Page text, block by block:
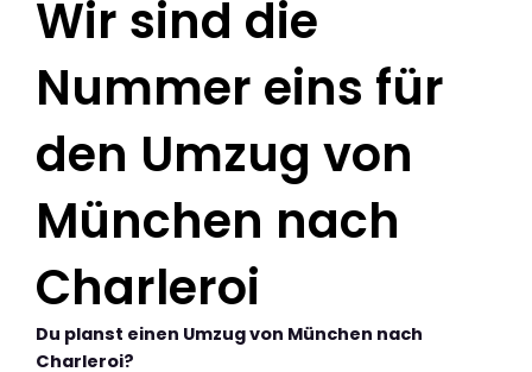
Wir sind die
Nummer eins für
den Umzug von
München nach
Charleroi
Du planst einen Umzug von München nach
Charleroi?